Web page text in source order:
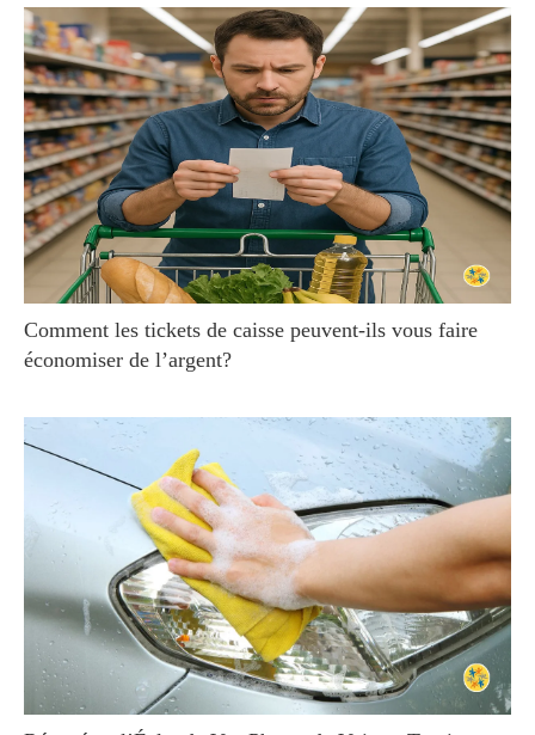
Comment les tickets de caisse peuvent-ils vous faire
économiser de l’argent?